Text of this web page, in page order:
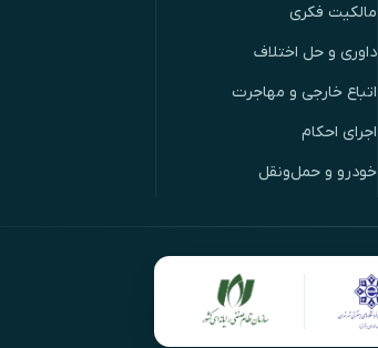
مالکیت فکری
داوری و حل اختلاف
اتباع خارجی و مهاجرت
اجرای احکام
خودرو و حمل‌ونقل